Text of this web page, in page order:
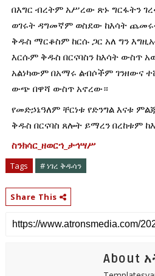
በእግር ብረትም አሥረው ጽኑ ግርፋትን
ወገሩት ዳግመኛም ወስደው ከእሳት
ቅዱስ ማርቆስም ከርሱ ጋር አለ ግን
እርሱም ቅዱስ በርናባስን ከእሳት ውስጥ
አልነካውም በአማሩ ልብሶችም ገንዘውና
ውጭ በዋሻ ውስጥ አኖረው።
የመድኃኔዓለም ቸርነቱ የድንግል እናቱ
ቅዱስ በርናባስ ጸሎት ይማረን በረከቱም
ስንክሳር_ዘወርኀ_ታኅሣሥ
Tags # ነገረ ቅዱሳን
Share This
About